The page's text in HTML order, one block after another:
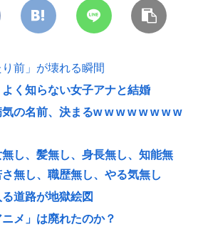
前」が壊れる瞬間
く知らない女子アナと結婚
の名前、決まるw w w w w w w w
し、髪無し、身長無し、知能無
無し、職歴無し、やる気無し
道路が地獄絵図
メ」は廃れたのか？